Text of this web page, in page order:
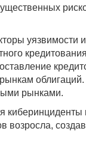
уязвимости
рынками.
возросла,